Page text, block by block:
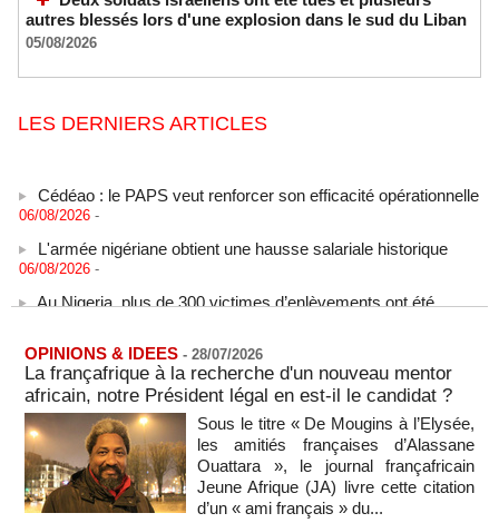
autres blessés lors d'une explosion dans le sud du Liban
05/08/2026
LES DERNIERS ARTICLES
06/08/2026
06/08/2026 -
libérées
Au Nigeria, plus de 300 victimes d’enlèvements ont été
libérées
06/08/2026 -
Soutenir l’intégrité de l’information à Sao Tomé-et-Principe à
l’approche des élections
06/08/2026 -
Taïwan bloque un pont stratégique lors de la simulation d'une
OPINIONS & IDEES - 28/07/2026
La françafrique à la recherche d'un nouveau mentor
africain, notre Président légal en est-il le candidat ?
Sous le titre « De Mougins à l’Elysée,
les amitiés françaises d’Alassane
Ouattara », le journal françafricain
Jeune Afrique (JA) livre cette citation
d’un « ami français » du...